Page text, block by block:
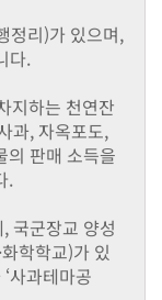
정리)가 있으며,
다.
지하는 천연잔
과, 자옥포도,
의 판매 소득을
.
국군장교 양성
학학교)가 있
사과테마공